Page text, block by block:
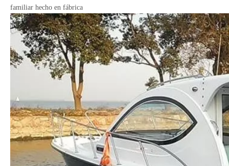
Barco con cabina de fibra de vidrio de 32 pies Barco turístico de pasajeros
familiar hecho en fábrica